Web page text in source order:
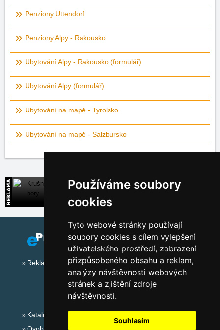
Používáme soubory
cookies
Tyto webové stránky používají
soubory cookies s cílem vylepšení
uživatelského prostředí, zobrazení
přizpůsobeného obsahu a reklam,
analýzy návštěvnosti webových
stránek a zjištění zdroje
návštěvnosti.
Souhlasím
Penziony Uttendorf
Penziony Alpy - Rakousko
Ubytování Alpy - Rakousko (formulář)
Ubytování Alpy (formulář)
Ubytování na mapě - Tyrolsko
Ubytování na mapě - Salzbursko
Krušné hory
Široká nabídka přímých kontaktů na ubytování
Reklama na tomto serveru
Katalog ubytování